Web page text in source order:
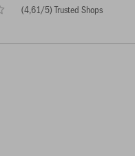
(4,61/5) Trusted Shops